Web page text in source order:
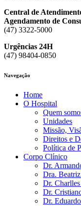
Central de
Agendamento de
(47) 3322-5000
Urgências 24H
(47) 98404-0850
Navegação
Home
O Hospital
Quem
Unidades
Missão,
Direitos e
Política de
Corpo Clínico
Dr.
Dra.
Dr.
Dr.
Dr.